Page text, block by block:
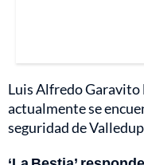
Luis Alfredo Garavito
actualmente se
seguridad de